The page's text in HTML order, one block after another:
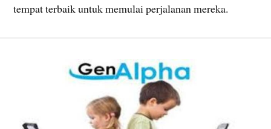
tempat terbaik untuk memulai perjalanan mereka.